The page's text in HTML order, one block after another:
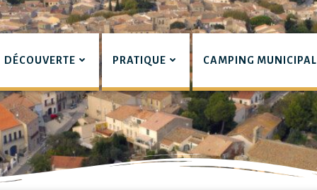
DÉCOUVERTE PRATIQUE CAMPING MUNICIPAL